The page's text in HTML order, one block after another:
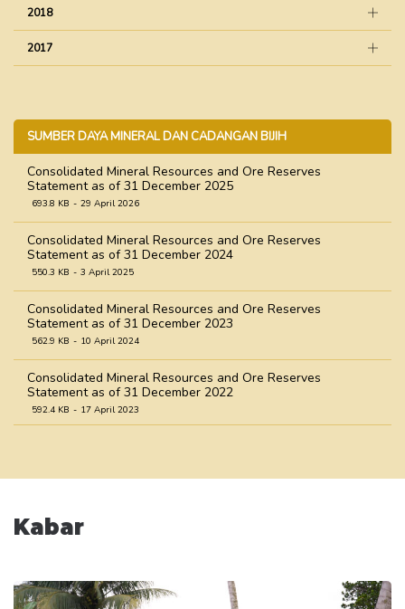
2018
2017
SUMBER DAYA MINERAL DAN CADANGAN BIJIH
Consolidated Mineral Resources and Ore Reserves
Statement as of 31 December 2025
693.8 KB 29 April 2026
Consolidated Mineral Resources and Ore Reserves
Statement as of 31 December 2024
550.3 KB 3 April 2025
Consolidated Mineral Resources and Ore Reserves
Statement as of 31 December 2023
562.9 KB 10 April 2024
Consolidated Mineral Resources and Ore Reserves
Statement as of 31 December 2022
592.4 KB 17 April 2023
758.9 KB 31 Maret 2022
Consolidated Mineral Resources and Ore Reserves
Statement as of 31 Desember 2020
Consolidated Mineral Resources and Ore Reserves
Statement as of 31 Desember 202031 Desember 2019
Kabar